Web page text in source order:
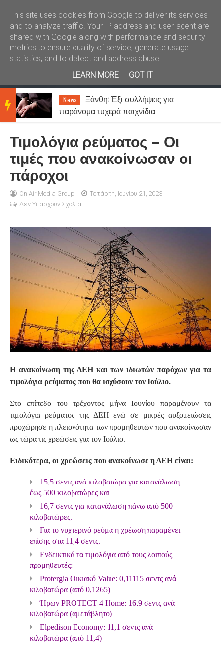
Καλώς ήλθατε Kral News
BRE
AKIN
NEW
News
Ξάνθη: Έξι συλλήψεις για
παράνομα τυχερά παιχνίδια
Τιμολόγια ρεύματος – Οι
τιμές που ανακοίνωσαν οι
πάροχοι
On Air Media Group
Τετάρτη, Ιουνίου 21, 2023
Δεν Υπάρχουν Σχόλια
Η ανακοίνωση της ΔΕΗ και των ιδιωτών παρόχων για τα
τιμολόγια ρεύματος που θα ισχύσουν τον Ιούλιο.
Στο επίπεδο του τρέχοντος μήνα Ιουνίου παραμένουν τα
τιμολόγια ρεύματος της ΔΕΗ ενώ σε μικρές αυξομειώσεις
προχώρησε η πλειονότητα των προμηθευτών που ανακοίνωσαν
ως τώρα τις χρεώσεις για τον Ιούλιο.
Ειδικότερα, οι χρεώσεις που ανακοίνωσε η ΔΕΗ είναι:
15,5 σεντς ανά κιλοβατώρα για κατανάλωση
έως 500 κιλοβατώρες και
16,7 σεντς για κατανάλωση πάνω από 500
κιλοβατώρες.
Για το νυχτερινό ρεύμα η χρέωση παραμένει
επίσης στα 11,4 σεντς.
Ενδεικτικά τα τιμολόγια από τους λοιπούς
προμηθευτές:
Protergia Οικιακό Value: 0,11115 σεντς ανά
κιλοβατώρα (από 0,1265)
Ήρων PROTECT 4 Home: 16,9 σεντς ανά
κιλοβατώρα (αμετάβλητο)
Elpedison Economy: 11,1 σεντς ανά
κιλοβατώρα (από 11,4)
This site uses cookies from Google to deliver its services
and to analyze traffic. Your IP address and user-agent are
shared with Google along with performance and security
metrics to ensure quality of service, generate usage
statistics, and to detect and address abuse.
LEARN MORE
GOT IT